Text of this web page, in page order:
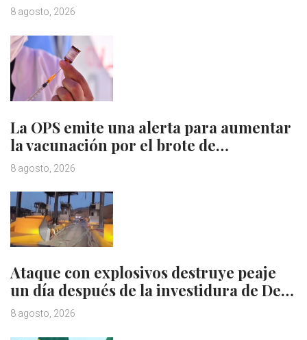
8 agosto, 2026
La OPS emite una alerta para aumentar
la vacunación por el brote de…
8 agosto, 2026
Ataque con explosivos destruye peaje
un día después de la investidura de De…
8 agosto, 2026